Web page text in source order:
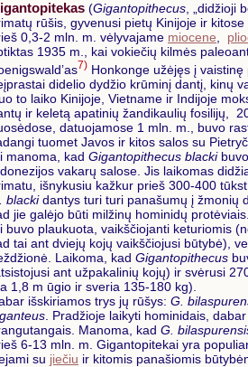
(Gigantopithecus, „didžioji
rūšis, gyvenusi pietų Kinijoje ir
0,3-2 mln. m. vėlyvajame miocene,
1935 m., kai vokiečių kilmės
7) Honkonge užėjęs į
didelio dydžio krūminį dantį, kinų
to laiko Kinijoje, Vietname ir Indijoje
ir keletą apatinių žandikaulių fosilijų,
datuojamose 1 mln. m., buvo
tuomet Javos ir kitos salos su
manoma, kad Gigantopithecus blacki
vakarų salose. Jis laikomas
išnykusiu kažkur prieš 300-400
blackidantys turi turi panašumų į žmonių
jie galėjo būti milžinų hominidų
buvo plaukuota, vaikščiojanti keturiomis
tai ant dviejų kojų vaikščiojusi būtybė),
Laikoma, kad Gigantopithecus
ant užpakalinių kojų) ir svėrusi
1,8 m ūgio ir sveria 135-180 kg).
išskiriamos trys jų rūšys: G.
. Pradžioje laikyti hominidais,
Manoma, kad G.
6-13 mln. m. Gigantopitekai yra
su jiečiu ir kitomis panašiomis